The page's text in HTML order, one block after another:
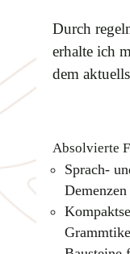
Durch
erhalte ich
dem
Absolvierte
Sprach-
Demenzen